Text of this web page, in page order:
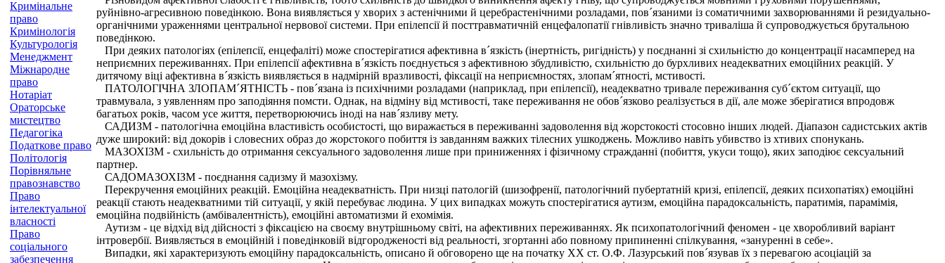
Кримінальне
право
Кримінологія
Культурологія
Менеджмент
Міжнародне
право
Нотаріат
Ораторське
мистецтво
Педагогіка
Податкове право
Політологія
Порівняльне
правознавство
Право
інтелектуальної
власності
Право
соціального
забезпечення
руйнівно-агресивною поведінкою. Вона виявляється у хворих з астенічними й церебрастенічними розладами, пов´язаними із соматичними захворюваннями й резидуально-
органічними ураженнями центральної нервової системи. При епілепсії й посттравматичній енцефалопатії гнівливість значно триваліша й супроводжується брутальною
поведінкою.
При деяких патологіях (епілепсії, енцефаліті) може спостерігатися афективна в´язкість (інертність, ригідність) у поєднанні зі схильністю до концентрації насамперед на
неприємних переживаннях. При епілепсії афективна в´язкість поєднується з афективною збудливістю, схильністю до бурхливих неадекватних емоційних реакцій. У
дитячому віці афективна в´язкість виявляється в надмірній вразливості, фіксації на неприємностях, злопам´ятності, мстивості.
ПАТОЛОГІЧНА ЗЛОПАМ´ЯТНІСТЬ - пов´язана із психічними розладами (наприклад, при епілепсії), неадекватно тривале переживання суб´єктом ситуації, що
травмувала, з уявленням про заподіяння помсти. Однак, на відміну від мстивості, таке переживання не обов´язково реалізується в дії, але може зберігатися впродовж
багатьох років, часом усе життя, перетворюючись іноді на нав´язливу мету.
САДИЗМ - патологічна емоційна властивість особистості, що виражається в переживанні задоволення від жорстокості стосовно інших людей. Діапазон садистських актів
дуже широкий: від докорів і словесних образ до жорстокого побиття із завданням важких тілесних ушкоджень. Можливо навіть убивство із хтивих спонукань.
МАЗОХІЗМ - схильність до отримання сексуального задоволення лише при приниженнях і фізичному стражданні (побиття, укуси тощо), яких заподіює сексуальний
партнер.
САДОМАЗОХІЗМ - поєднання садизму й мазохізму.
Перекручення емоційних реакцій. Емоційна неадекватність. При низці патологій (шизофренії, патологічний пубертатній кризі, епілепсії, деяких психопатіях) емоційні
реакції стають неадекватними тій ситуації, у якій перебуває людина. У цих випадках можуть спостерігатися аутизм, емоційна парадоксальність, паратимія, парамімія,
емоційна подвійність (амбівалентність), емоційні автоматизми й ехомімія.
Аутизм - це відхід від дійсності з фіксацією на своєму внутрішньому світі, на афективних переживаннях. Як психопатологічний феномен - це хворобливий варіант
інтровербії. Виявляється в емоційній і поведінковій відгородженості від реальності, згортанні або повному припиненні спілкування, «зануренні в себе».
Випадки, які характеризують емоційну парадоксальність, описано й обговорено ще на початку XX ст. О.Ф. Лазурський пов´язував їх з перевагою асоціацій за